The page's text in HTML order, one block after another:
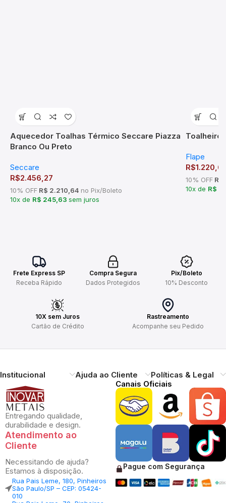
Aquecedor Toalhas Térmico Seccare Piazza
Branco Ou Preto
Seccare
R$2.456,27
10% OFF R$ 2.210,64 no Pix/Boleto
10x de R$ 245,63 sem juros
Toalheiro
Flape
R$
10% OFF R$
10x de R$
Frete Express SP
Receba Rápido
Compra Segura
Dados Protegidos
Pix/Boleto
10% Desconto
10X sem Juros
Cartão de Crédito
Rastreamento
Acompanhe seu Pedido
Institucional Ajuda ao Cliente Políticas & Legal
Entregando qualidade,
durabilidade e design.
Atendimento ao
Cliente
Necessitando de ajuda?
Estamos à disposição.
Rua Pais Leme, 180, Pinheiros
São Paulo/SP – CEP: 05424-
010
Canais Oficiais
Pague com Segurança